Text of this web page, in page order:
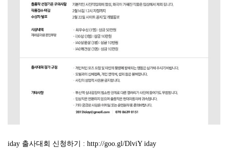
iday 출사대회 신청하기 : http://goo.gl/DlviY iday